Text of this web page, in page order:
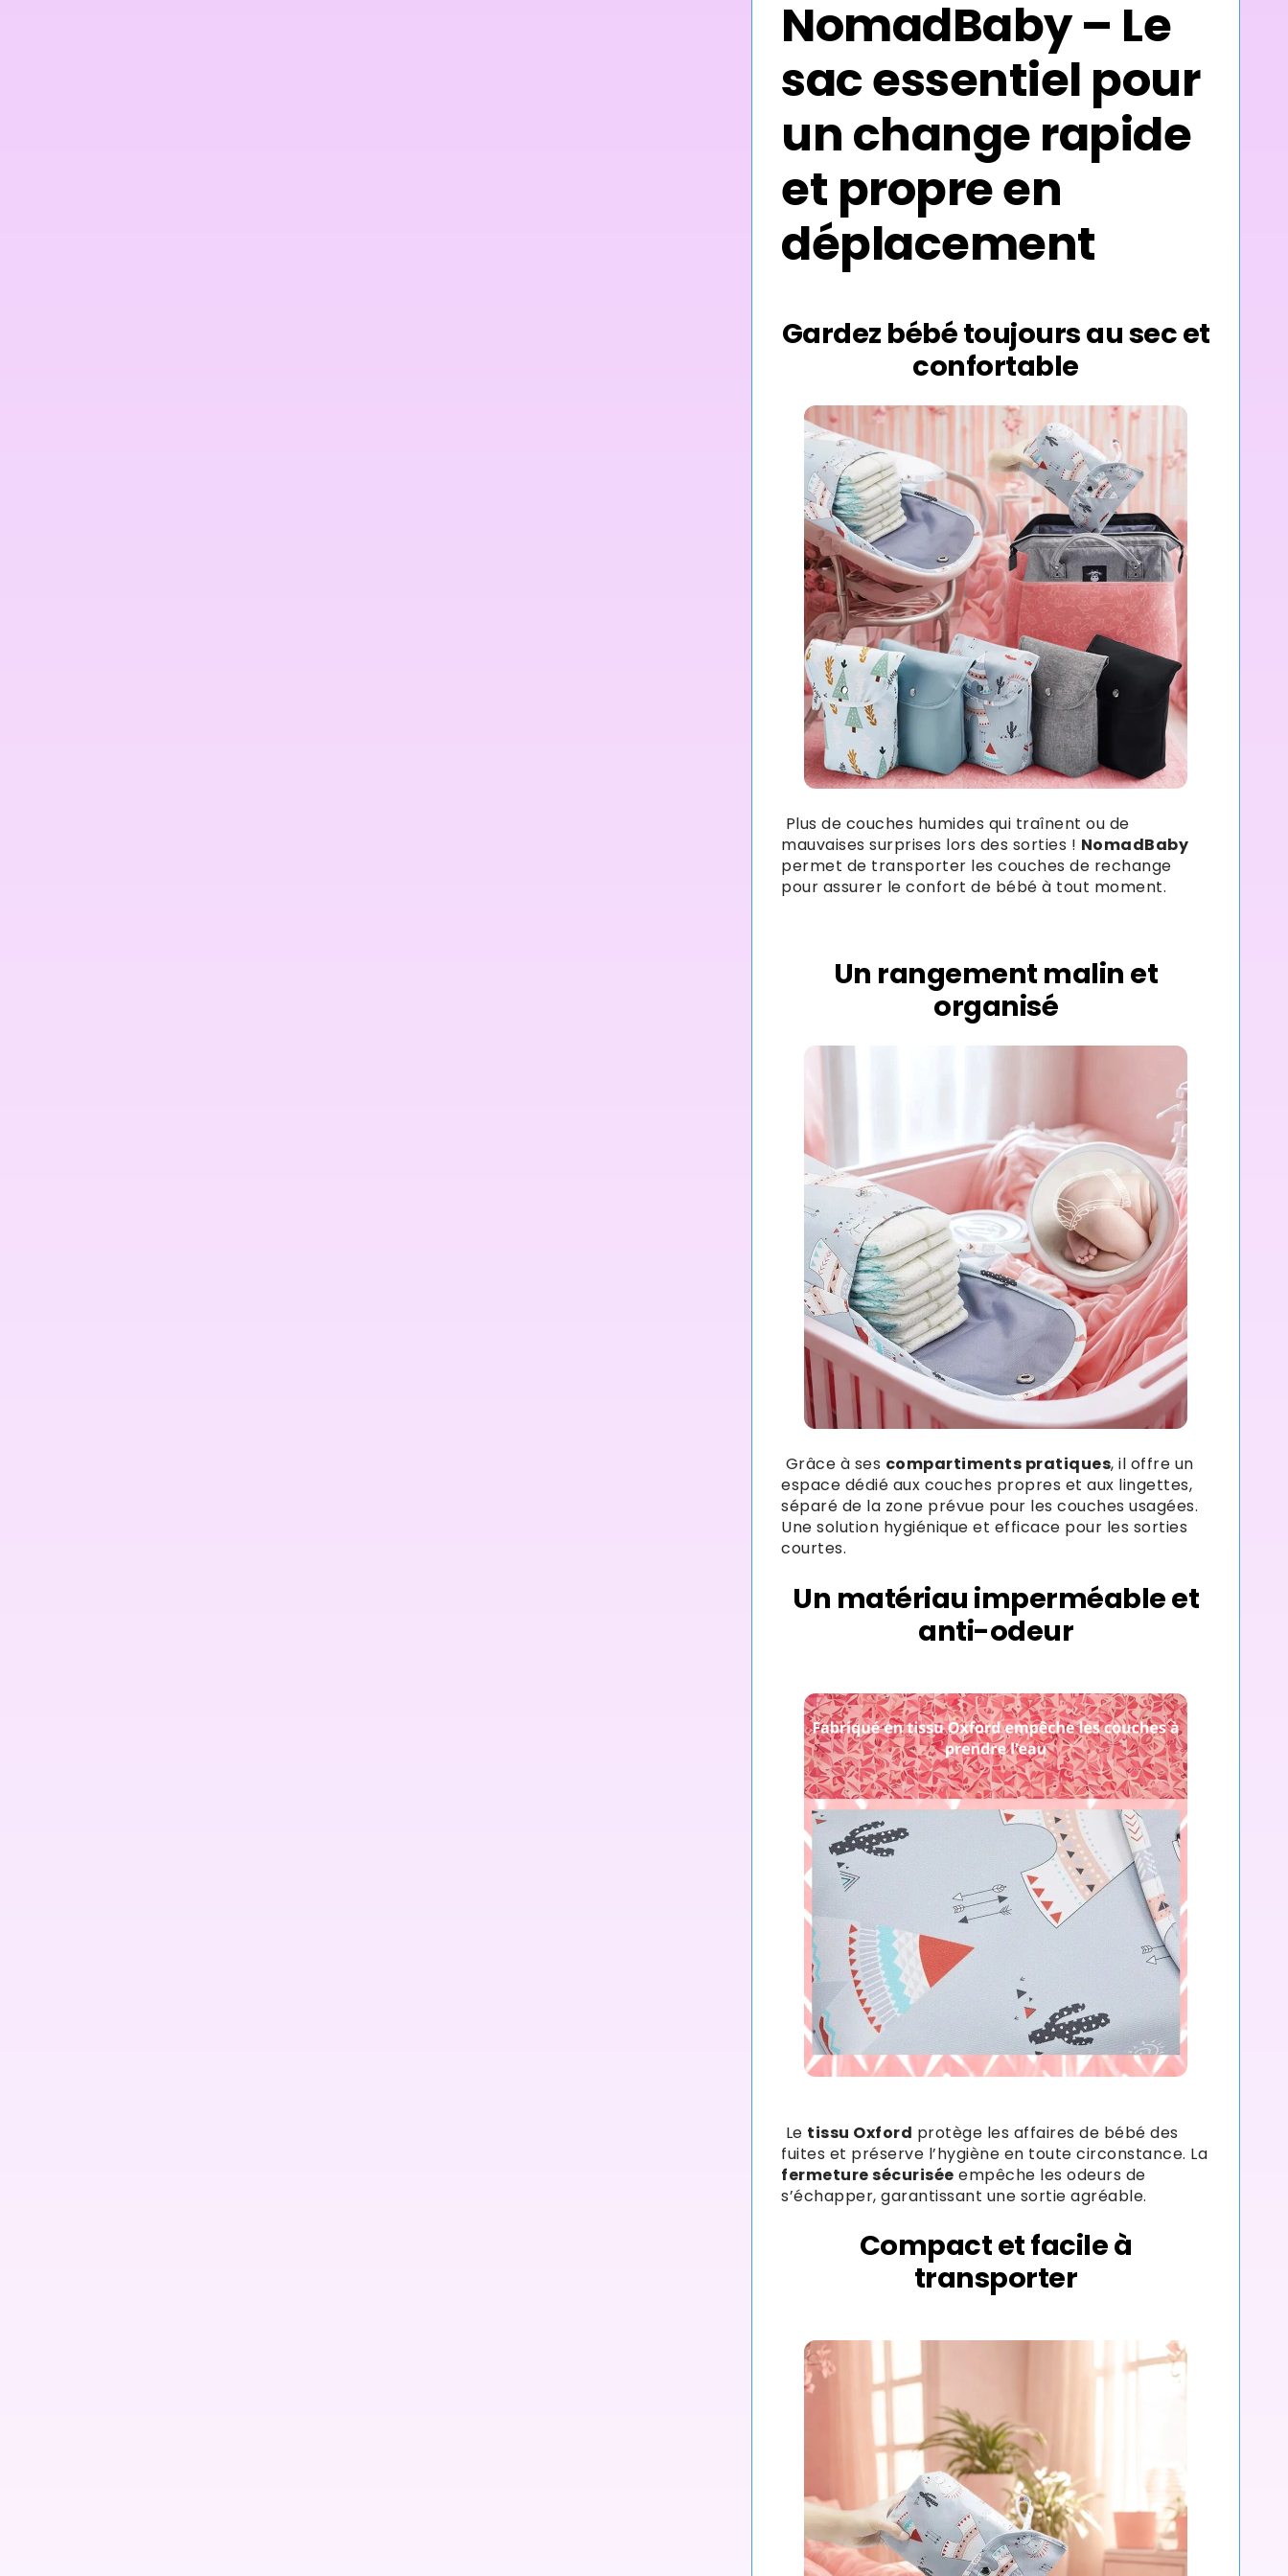
Odeurs
Odeurs
NomadBaby – Le
sac essentiel pour
un change rapide
et propre en
déplacement
Gardez bébé toujours au sec et
confortable
Plus de couches humides qui traînent ou de
mauvaises surprises lors des sorties ! NomadBaby
permet de transporter les couches de rechange
pour assurer le confort de bébé à tout moment.
Un rangement malin et
organisé
Grâce à ses compartiments pratiques, il offre un
espace dédié aux couches propres et aux lingettes,
séparé de la zone prévue pour les couches usagées.
Une solution hygiénique et efficace pour les sorties
courtes.
Un matériau imperméable et
anti-odeur
Le tissu Oxford protège les affaires de bébé des
fuites et préserve l’hygiène en toute circonstance. La
fermeture sécurisée empêche les odeurs de
s’échapper, garantissant une sortie agréable.
Compact et facile à
transporter